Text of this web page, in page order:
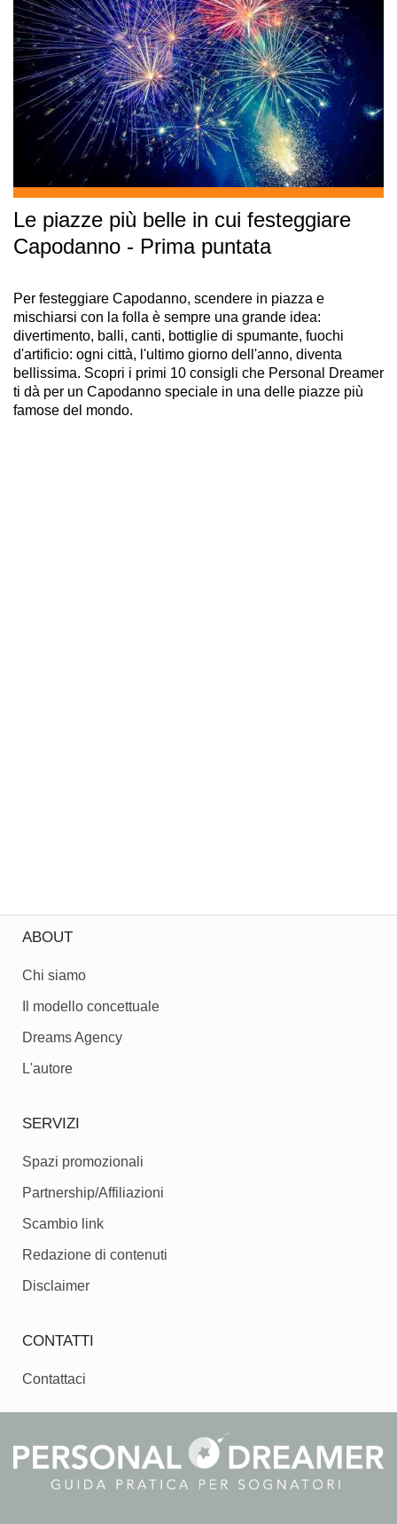
Le piazze più belle in cui festeggiare
Capodanno - Prima puntata
Per festeggiare Capodanno, scendere in piazza e
mischiarsi con la folla è sempre una grande idea:
divertimento, balli, canti, bottiglie di spumante, fuochi
d'artificio: ogni città, l'ultimo giorno dell'anno, diventa
bellissima. Scopri i primi 10 consigli che Personal Dreamer
ti dà per un Capodanno speciale in una delle piazze più
famose del mondo.
ABOUT
Chi siamo
Il modello concettuale
Dreams Agency
L'autore
SERVIZI
Spazi promozionali
Partnership/Affiliazioni
Scambio link
Redazione di contenuti
Disclaimer
CONTATTI
Contattaci